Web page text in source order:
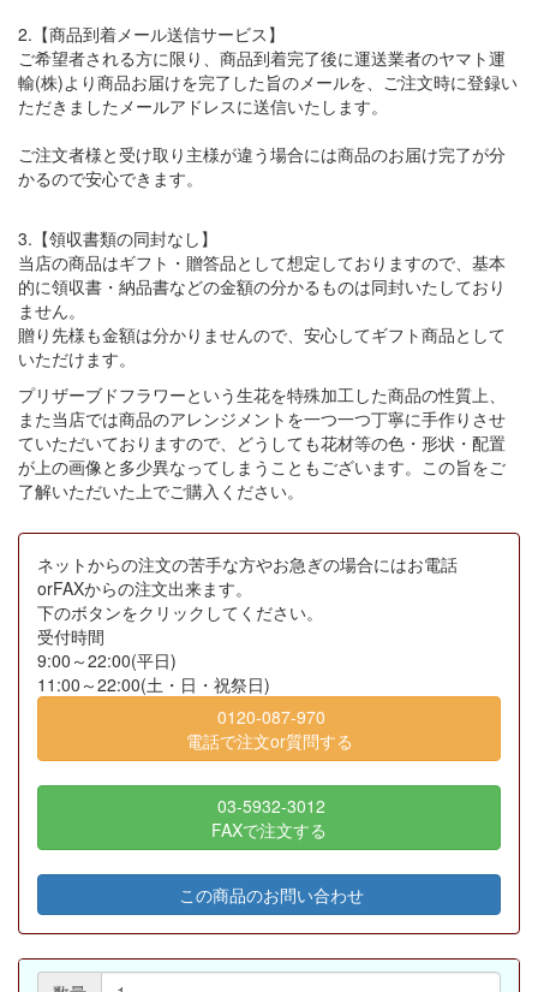
2.【商品到着メール送信サービス】
ご希望者される方に限り、商品到着完了後に運送業者のヤマト運
輸(株)より商品お届けを完了した旨のメールを、ご注文時に登録い
ただきましたメールアドレスに送信いたします。
ご注文者様と受け取り主様が違う場合には商品のお届け完了が分
かるので安心できます。
3.【領収書類の同封なし】
当店の商品はギフト・贈答品として想定しておりますので、基本
的に領収書・納品書などの金額の分かるものは同封いたしており
ません。
贈り先様も金額は分かりませんので、安心してギフト商品として
いただけます。
プリザーブドフラワーという生花を特殊加工した商品の性質上、
また当店では商品のアレンジメントを一つ一つ丁寧に手作りさせ
ていただいておりますので、どうしても花材等の色・形状・配置
が上の画像と多少異なってしまうこともございます。この旨をご
了解いただいた上でご購入ください。
ネットからの注文の苦手な方やお急ぎの場合にはお電話
orFAXからの注文出来ます。
下のボタンをクリックしてください。
受付時間
9:00～22:00(平日)
11:00～22:00(土・日・祝祭日)
0120-087-970
電話で注文or質問する
03-5932-3012
FAXで注文する
この商品のお問い合わせ